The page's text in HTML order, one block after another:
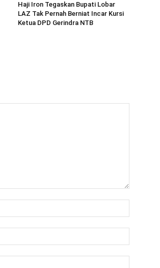
Haji Iron Tegaskan Bupati Lobar
LAZ Tak Pernah Berniat Incar Kursi
Ketua DPD Gerindra NTB